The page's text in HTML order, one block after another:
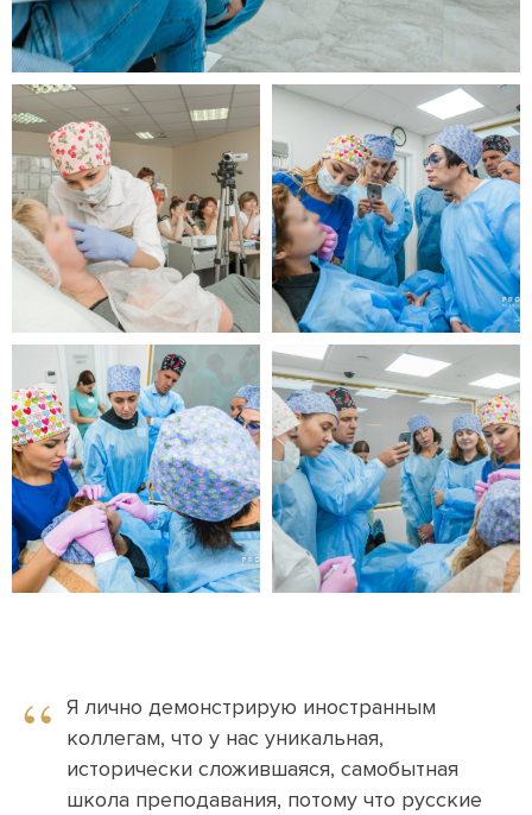
“ Я лично демонстрирую иностранным
коллегам, что у нас уникальная,
исторически сложившаяся, самобытная
школа преподавания, потому что русские